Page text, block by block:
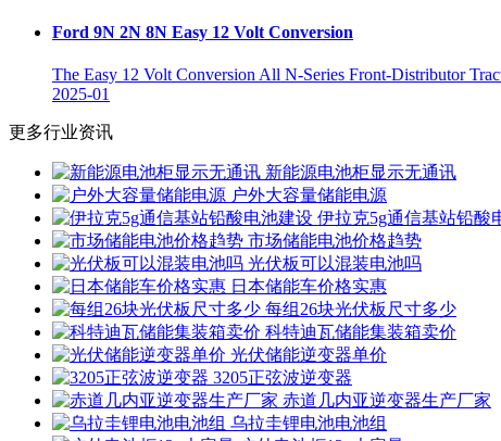
Ford 9N 2N 8N Easy 12 Volt Conversion
The Easy 12 Volt Conversion All N-Series Front-Distributor
2025-01
更多行业资讯
新能源电池柜显示无通讯
户外大容量储能电源
伊拉克5g通信基站铅酸
市场储能电池价格趋势
光伏板可以混装电池吗
日本储能车价格实惠
每组26块光伏板尺寸多少
科特迪瓦储能集装箱卖价
光伏储能逆变器单价
3205正弦波逆变器
赤道几内亚逆变器生产厂家
乌拉圭锂电池电池组